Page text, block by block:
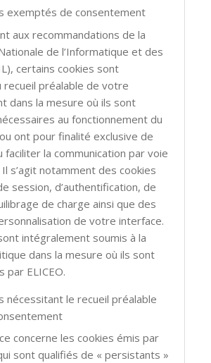
exemptés de consentement
aux recommandations de la
de l’Informatique et des
certains cookies sont
recueil préalable de votre
dans la mesure où ils sont
au fonctionnement du
ont pour finalité exclusive de
la communication par voie
s’agit notamment des cookies
session, d’authentification, de
de charge ainsi que des
de votre interface.
intégralement soumis à la
dans la mesure où ils sont
par ELICEO.
nécessitant le recueil préalable
concerne les cookies émis par
sont qualifiés de « persistants »